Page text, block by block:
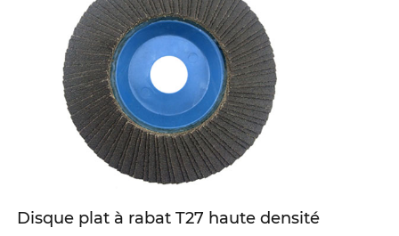
Disque plat à rabat T27 haute densité